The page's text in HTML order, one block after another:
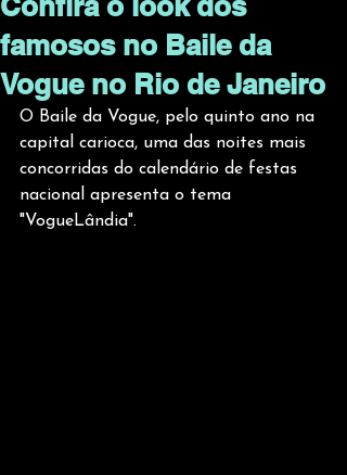
famosos no Baile da
Vogue no Rio de Janeiro
O Baile da Vogue, pelo quinto ano na
capital carioca, uma das noites mais
concorridas do calendário de festas
nacional apresenta o tema
"VogueLândia".